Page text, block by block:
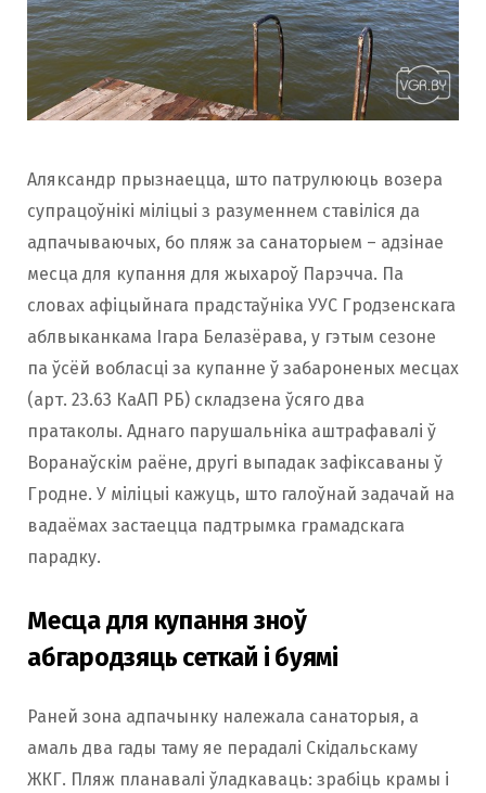
Аляксандр прызнаецца, што патрулююць возера
супрацоўнікі міліцыі з разуменнем ставіліся да
адпачываючых, бо пляж за санаторыем – адзінае
месца для купання для жыхароў Парэчча. Па
словах афіцыйнага прадстаўніка УУС Гродзенскага
аблвыканкама Ігара Белазёрава, у гэтым сезоне
па ўсёй вобласці за купанне ў забароненых месцах
(арт. 23.63 КаАП РБ) складзена ўсяго два
пратаколы. Аднаго парушальніка аштрафавалі ў
Воранаўскім раёне, другі выпадак зафіксаваны ў
Гродне. У міліцыі кажуць, што галоўнай задачай на
вадаёмах застаецца падтрымка грамадскага
парадку.
Месца для купання зноў
абгародзяць сеткай і буямі
Раней зона адпачынку належала санаторыя, а
амаль два гады таму яе перадалі Скідальскаму
ЖКГ. Пляж планавалі ўладкаваць: зрабіць крамы і